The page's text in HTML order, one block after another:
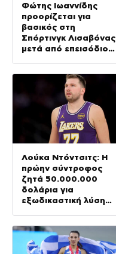
Φώτης Ιωαννίδης
προορίζεται για
βασικός στη
Σπόρτινγκ Λισαβόνας
μετά από επεισόδιο
Λούκα Ντόντσιτς: Η
πρώην σύντροφος
ζητά 50.000.000
δολάρια για
εξωδικαστική λύση